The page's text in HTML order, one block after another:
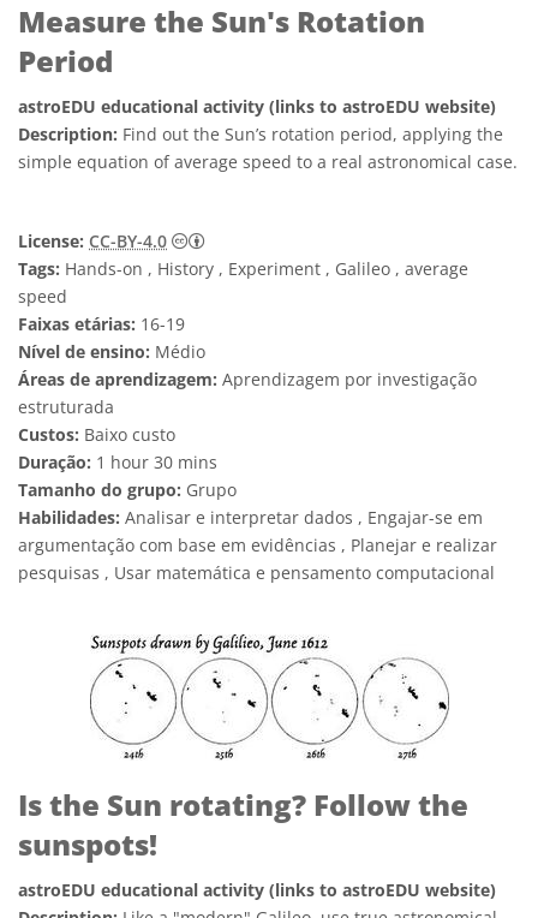
Measure the Sun's Rotation
Period
astroEDU educational activity (links to astroEDU website)
Description: Find out the Sun’s rotation period, applying the
simple equation of average speed to a real astronomical case.
License: CC-BY-4.0
Creative Commons Attribution 4.0
Tags: Hands-on , History , Experiment , Galileo , average
speed
Faixas etárias: 16-19
Nível de ensino: Médio
Áreas de aprendizagem: Aprendizagem por investigação
estruturada
Custos: Baixo custo
Duração: 1 hour 30 mins
Tamanho do grupo: Grupo
Habilidades: Analisar e interpretar dados , Engajar-se em
argumentação com base em evidências , Planejar e realizar
pesquisas , Usar matemática e pensamento computacional
Is the Sun rotating? Follow the
sunspots!
astroEDU educational activity (links to astroEDU website)